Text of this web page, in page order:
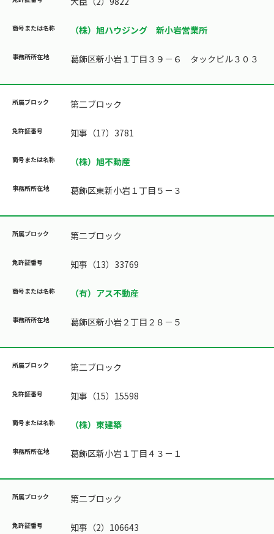
（株）旭ハウジング 新小岩営業所
葛飾区新小岩１丁目３９－６ タックビル３０３
第二ブロック
知事（17）3781
（株）旭不動産
葛飾区東新小岩１丁目５－３
第二ブロック
知事（13）33769
（有）アス不動産
葛飾区新小岩２丁目２８－５
第二ブロック
知事（15）15598
（株）東建築
葛飾区新小岩１丁目４３－１
第二ブロック
知事（2）106643